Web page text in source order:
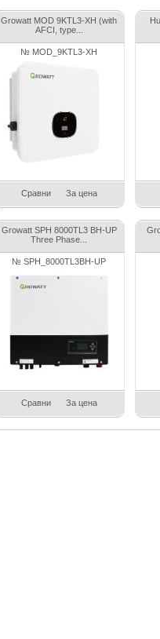
Growatt MOD 9KTL3-XH (with
AFCI, type...
№ MOD_9KTL3-XH
Сравни За цена
Growatt SPH 8000TL3 BH-UP
Three Phase...
№ SPH_8000TL3BH-UP
Сравни За цена